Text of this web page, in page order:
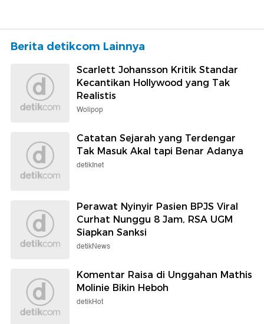
Berita detikcom Lainnya
Scarlett Johansson Kritik Standar
Kecantikan Hollywood yang Tak
Realistis
Wolipop
Catatan Sejarah yang Terdengar
Tak Masuk Akal tapi Benar Adanya
detikInet
Perawat Nyinyir Pasien BPJS Viral
Curhat Nunggu 8 Jam, RSA UGM
Siapkan Sanksi
detikNews
Komentar Raisa di Unggahan Mathis
Molinie Bikin Heboh
detikHot